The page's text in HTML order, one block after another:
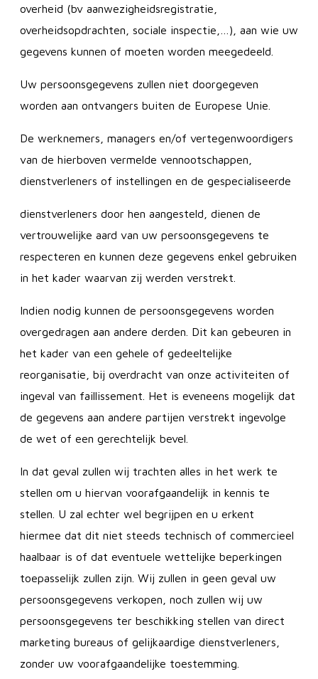
overheid (bv aanwezigheidsregistratie,
overheidsopdrachten, sociale inspectie,…), aan wie uw
gegevens kunnen of moeten worden meegedeeld.
Uw persoonsgegevens zullen niet doorgegeven
worden aan ontvangers buiten de Europese Unie.
De werknemers, managers en/of vertegenwoordigers
van de hierboven vermelde vennootschappen,
dienstverleners of instellingen en de gespecialiseerde
dienstverleners door hen aangesteld, dienen de
vertrouwelijke aard van uw persoonsgegevens te
respecteren en kunnen deze gegevens enkel gebruiken
in het kader waarvan zij werden verstrekt.
Indien nodig kunnen de persoonsgegevens worden
overgedragen aan andere derden. Dit kan gebeuren in
het kader van een gehele of gedeeltelijke
reorganisatie, bij overdracht van onze activiteiten of
ingeval van faillissement. Het is eveneens mogelijk dat
de gegevens aan andere partijen verstrekt ingevolge
de wet of een gerechtelijk bevel.
In dat geval zullen wij trachten alles in het werk te
stellen om u hiervan voorafgaandelijk in kennis te
stellen. U zal echter wel begrijpen en u erkent
hiermee dat dit niet steeds technisch of commercieel
haalbaar is of dat eventuele wettelijke beperkingen
toepasselijk zullen zijn. Wij zullen in geen geval uw
persoonsgegevens verkopen, noch zullen wij uw
persoonsgegevens ter beschikking stellen van direct
marketing bureaus of gelijkaardige dienstverleners,
zonder uw voorafgaandelijke toestemming.